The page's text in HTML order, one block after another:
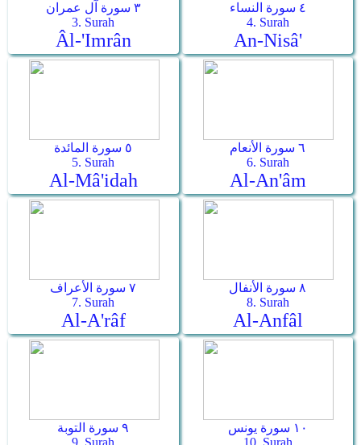
٣ سورة آل عمران
3. Surah
Âl-'Imrân
٤ سورة النساء
4. Surah
An-Nisâ'
٥ سورة المائدة
5. Surah
Al-Mâ'idah
٦ سورة الأنعام
6. Surah
Al-An'âm
٧ سورة الأعراف
7. Surah
Al-A'râf
٨ سورة الأنفال
8. Surah
Al-Anfâl
٩ سورة التوبة
9. Surah
١٠ سورة يونس
10. Surah